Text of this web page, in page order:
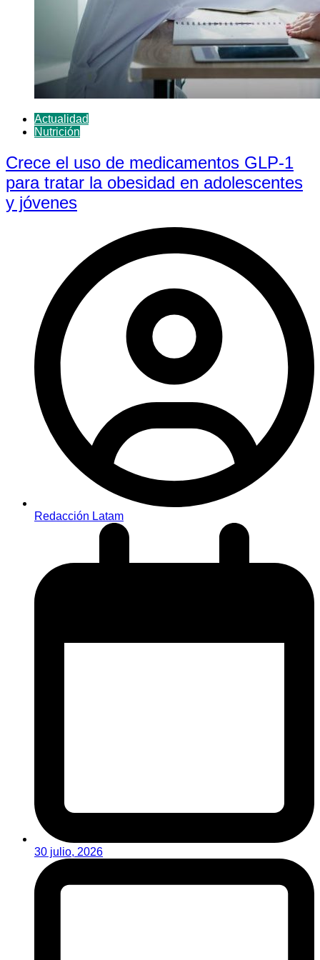
Actualidad
Nutrición
Crece el uso de medicamentos GLP-1
para tratar la obesidad en adolescentes
y jóvenes
Redacción Latam
30 julio, 2026